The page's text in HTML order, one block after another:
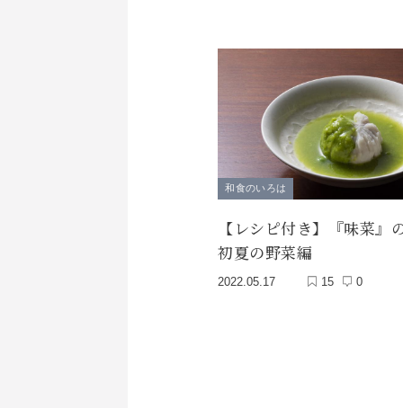
和食のいろは
【レシピ付き】『味菜』
初夏の野菜編
2022.05.17 15 0